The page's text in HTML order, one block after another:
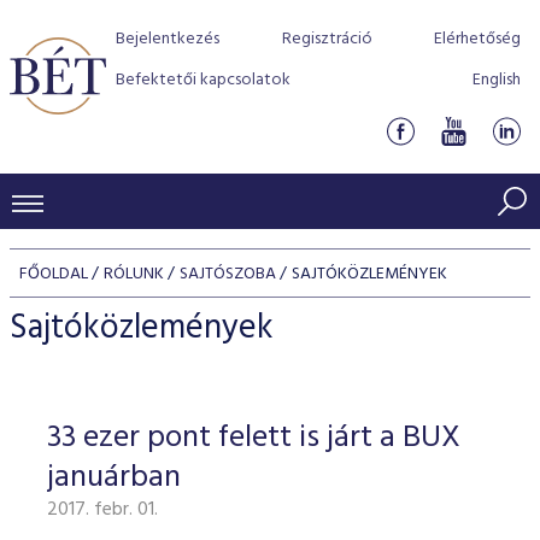
Bejelentkezés Regisztráció
Elérhetőség
Befektetői kapcsolatok
English
KERESKEDÉSI ADATOK
INDEXEK
Jelzáloglevél indexek
Vállalati kötvény indexek
Azonnali Piac
Részvények
Származékos piac
BEFEKTETŐK
Részvény szekció
Hitelpapír szekció
BÉT szabályzatok
Befektetővédelem
Alkalmazott díjstruktúra
Elszámolás
Részvény és vállalati kötvény tőzsdei bevezetését
program
BÉT Xtend - Részvénypiac egyszerűen
TŐZSDETAGOK
Tőzsdetagok, üzletkötők
VENDOROK
FŐOLDAL RÓLUNK SAJTÓSZOBA SAJTÓKÖZLEMÉNYEK
Sajtóközlemények
33 ezer pont felett is járt a BUX
januárban
2017. febr. 01.